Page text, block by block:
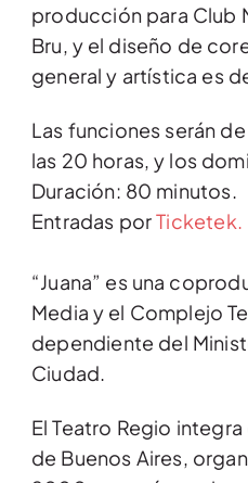
producción para Club
Bru, y el diseño de
general y artística es
Las funciones serán
las 20 horas, y los
Duración: 80 minutos.
Entradas porTicketek.
“Juana” es una
Media y el Complejo
dependiente del
Ciudad.
El Teatro Regio
de Buenos Aires,